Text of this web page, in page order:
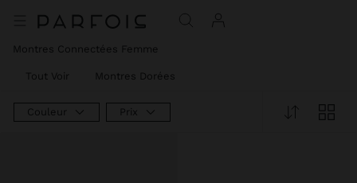
Montres Connectées Femme
Tout Voir Montres Dorées
Couleur Prix